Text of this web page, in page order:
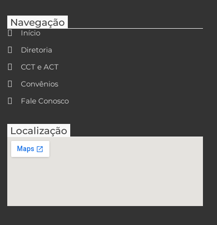
Navegação
Início
Diretoria
CCT e ACT
Convênios
Fale Conosco
Localização